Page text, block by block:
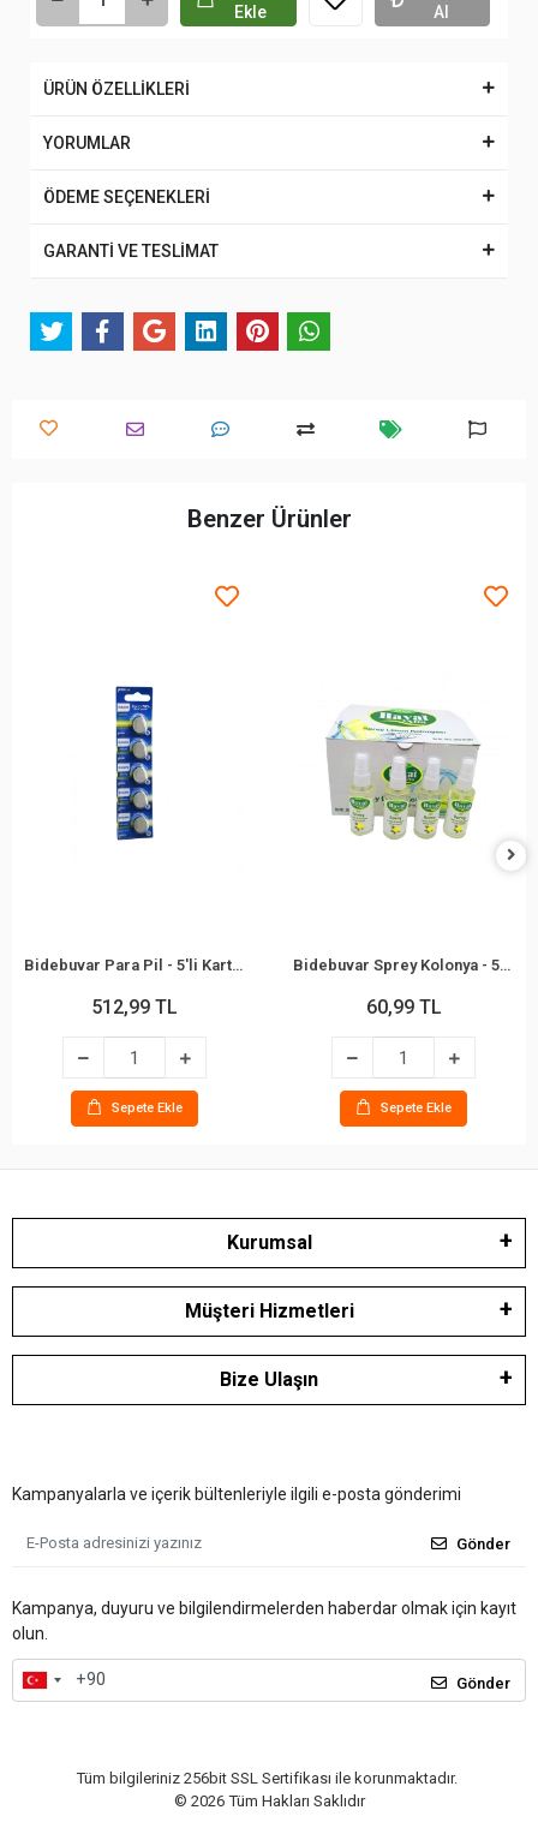
Ekle
Al
ÜRÜN ÖZELLİKLERİ
YORUMLAR
ÖDEME SEÇENEKLERİ
GARANTİ VE TESLİMAT
Benzer Ürünler
Bidebuvar Para Pil - 5'li Kart Paket - 3V
512,99 TL
Sepete Ekle
Bidebuvar Sprey Kolonya - 50 ml - Limon Kolonyası - 80°
60,99 TL
Sepete Ekle
Kurumsal
Müşteri Hizmetleri
Bize Ulaşın
Kampanyalarla ve içerik bültenleriyle ilgili e-posta gönderimi
Gönder
Kampanya, duyuru ve bilgilendirmelerden haberdar olmak için kayıt
olun.
Gönder
Tüm bilgileriniz 256bit SSL Sertifikası ile korunmaktadır.
© 2026 Tüm Hakları Saklıdır